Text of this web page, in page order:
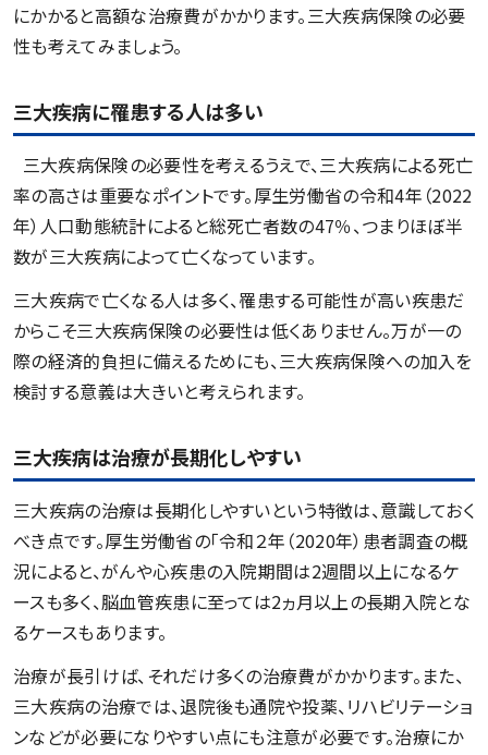
にかかると高額な治療費がかかります。三大疾病保険の必要
性も考えてみましょう。
三大疾病に罹患する人は多い
三大疾病保険の必要性を考えるうえで、三大疾病による死亡
率の高さは重要なポイントです。厚生労働省の令和4年（2022
年）人口動態統計によると総死亡者数の47％、つまりほぼ半
数が三大疾病によって亡くなっています。
三大疾病で亡くなる人は多く、罹患する可能性が高い疾患だ
からこそ三大疾病保険の必要性は低くありません。万が一の
際の経済的負担に備えるためにも、三大疾病保険への加入を
検討する意義は大きいと考えられます。
三大疾病は治療が長期化しやすい
三大疾病の治療は長期化しやすいという特徴は、意識しておく
べき点です。厚生労働省の「令和２年（2020年）患者調査の概
況によると、がんや心疾患の入院期間は2週間以上になるケ
ースも多く、脳血管疾患に至っては2ヵ月以上の長期入院とな
るケースもあります。
治療が長引けば、それだけ多くの治療費がかかります。また、
三大疾病の治療では、退院後も通院や投薬、リハビリテーショ
ンなどが必要になりやすい点にも注意が必要です。治療にか